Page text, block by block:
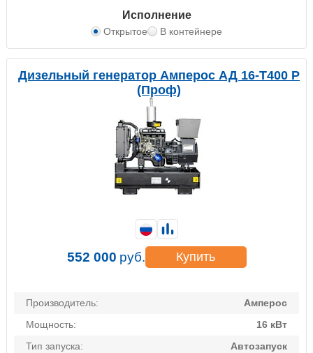
Исполнение
Открытое В контейнере
Дизельный генератор Амперос АД 16-Т400 P
(Проф)
Производитель:
Амперос
Мощность:
16 кВт
Тип запуска:
Автозапуск
552 000 руб. Купить